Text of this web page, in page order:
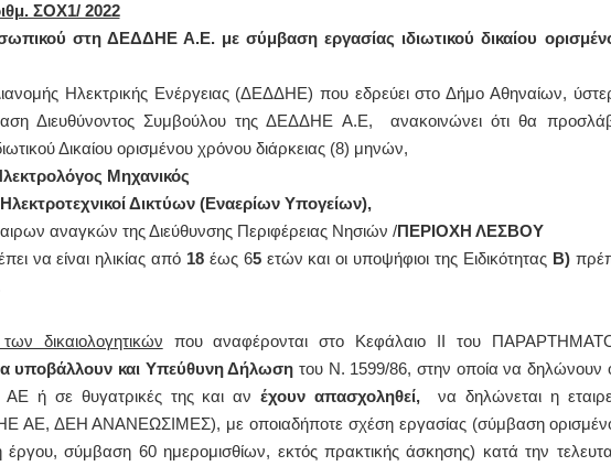
ΣΟΧ1/ 2022
στη ΔΕΔΔΗΕ Α.Ε. με σύμβαση εργασίας ιδιωτικού δικαίου
Ηλεκτρικής Ενέργειας (ΔΕΔΔΗΕ) που εδρεύει στο Δήμο Αθηναίων,
Διευθύνοντος Συμβούλου της ΔΕΔΔΗΕ Α.Ε, ανακοινώνει ότι θα
Δικαίου ορισμένου χρόνου διάρκειας (8) μηνών,
Μηχανικός
Δικτύων (Εναερίων Υπογείων),
αναγκών της Διεύθυνσης Περιφέρειας Νησιών /ΠΕΡΙΟΧΗ ΛΕΣΒΟΥ
να είναι ηλικίας από 18 έως 65ετών και οι υποψήφιοι της Ειδικότητας Β)
δικαιολογητικών που αναφέρονται στο Κεφάλαιο ΙΙ του
υποβάλλουν και Υπεύθυνη Δήλωση του Ν. 1599/86, στην οποία να δηλώνουν
ή σε θυγατρικές της και ανέχουν απασχοληθεί, να δηλώνεται η
ΔΕΗ ΑΝΑΝΕΩΣΙΜΕΣ), με οποιαδήποτε σχέση εργασίας (σύμβαση
σύμβαση 60 ημερομισθίων, εκτός πρακτικής άσκησης) κατά την
ΕΙΔΙΚΟΣ ΚΑΡΔΙΟΛΟΓΟΣ
ΚΩΝΣΤΑΝΤΙΝΟΣ Ε. ΑΡΩΝΗΣ
Holter πίεσης και ρυθμού
Δοκιμασία κοπώσεως Φορητός
υπέρηχος
ΙΩΑΝΝΗΣ Α. ΜΑΛΛΙΑΣ
ΧΕΙΡΟΥΡΓΟΣ
ΟΦΘΑΛΜΙΑΤΡΟΣ
Διδάκτωρ Ιατρικής Σχολής
Πανεπιστημίου Αθηνών